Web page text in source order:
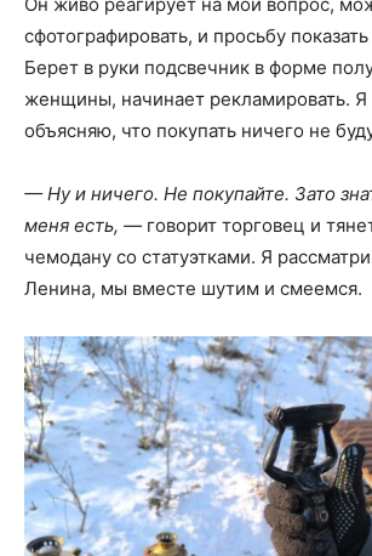
сфотографировать, и просьбу
Берет в руки подсвечник в форме
женщины, начинает рекламировать. Я
объясняю, что покупать ничего не
— Ну и ничего. Не покупайте. Зато
меня есть, — говорит торговец и
чемодану со статуэтками. Я
Ленина, мы вместе шутим и смеемся.